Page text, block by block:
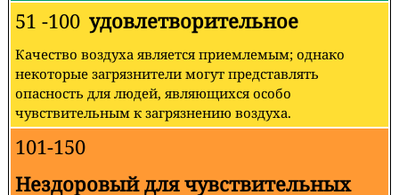
51 -100 удовлетворительное
Качество воздуха является приемлемым; однако
некоторые загрязнители могут представлять
опасность для людей, являющихся особо
чувствительным к загрязнению воздуха.
101-150
Нездоровый для чувствительных